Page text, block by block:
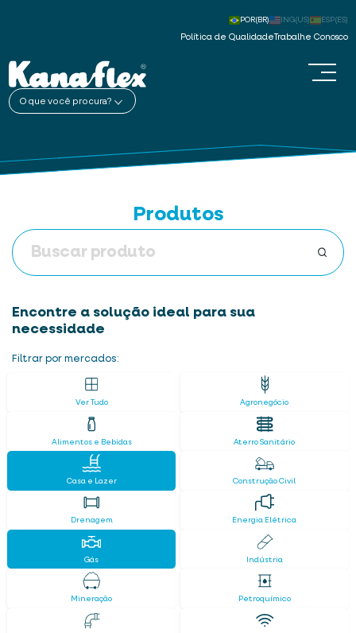
Política de Qualidade Trabalhe Conosco
POR(BR) ING(US) ESP(ES)
O que você procura?
Produtos
Encontre a solução ideal para sua
necessidade
Filtrar por mercados:
Ver Tudo Agronegócio
Alimentos e Bebidas Aterro Sanitário
Casa e Lazer Construção Civil
Drenagem Energia Elétrica
Gás Indústria
Mineração Petroquímico